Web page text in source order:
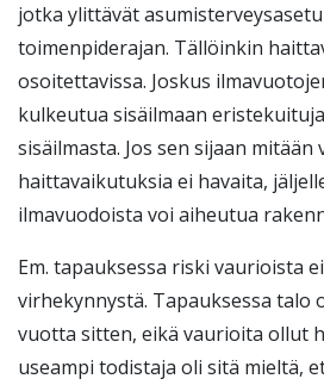
jotka ylittävät
toimenpiderajan. Tällöinkin
osoitettavissa. Joskus
kulkeutua sisäilmaan
sisäilmasta. Jos sen sijaan
haittavaikutuksia ei havaita,
ilmavuodoista voi aiheutua
Em. tapauksessa riski vaurioista
virhekynnystä. Tapauksessa talo
vuotta sitten, eikä vaurioita ollut
useampi todistaja oli sitä mieltä,